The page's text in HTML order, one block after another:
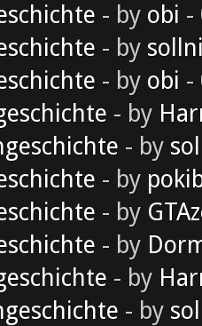
- by obi -
- by
- by obi -
- by
- by
- by
- by
- by
- by
- by